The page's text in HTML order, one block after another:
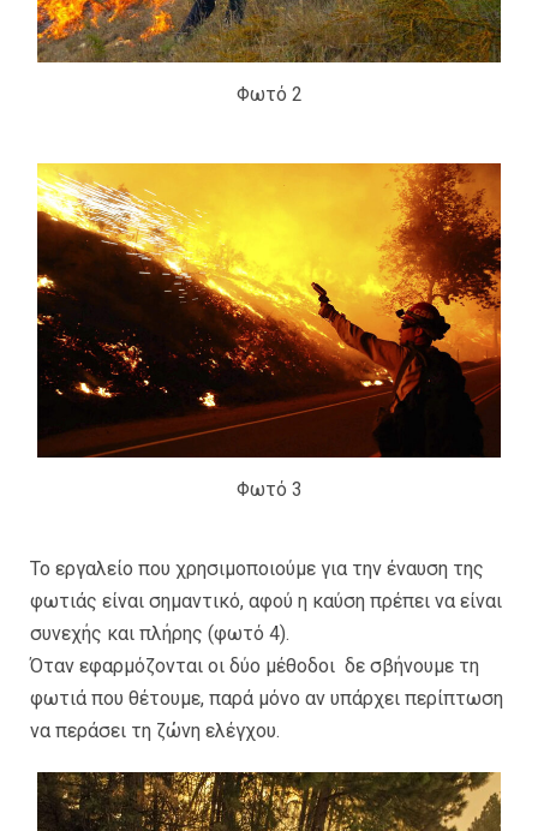
Φωτό 2
Φωτό 3
Το εργαλείο που χρησιμοποιούμε για την έναυση της
φωτιάς είναι σημαντικό, αφού η καύση πρέπει να είναι
συνεχής και πλήρης (φωτό 4).
Όταν εφαρμόζονται οι δύο μέθοδοι δε σβήνουμε τη
φωτιά που θέτουμε, παρά μόνο αν υπάρχει περίπτωση
να περάσει τη ζώνη ελέγχου.